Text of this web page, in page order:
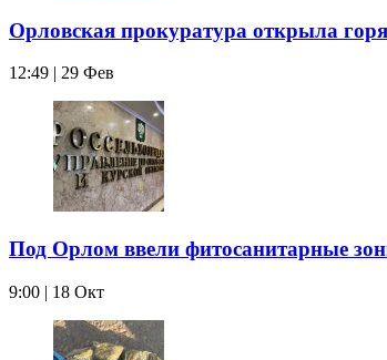
Орловская прокуратура открыла
12:49 | 29 Фев
Под Орлом ввели фитосанитарные
9:00 | 18 Окт